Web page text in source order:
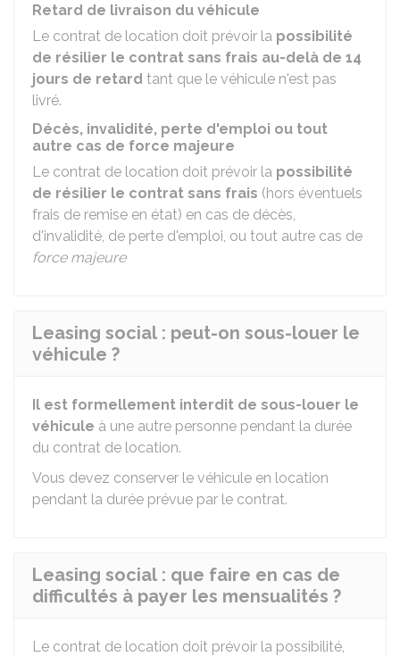
Retard de livraison du véhicule
Le contrat de location doit prévoir la possibilité
de résilier le contrat sans frais au-delà de 14
jours de retard tant que le véhicule n'est pas
livré.
Décès, invalidité, perte d'emploi ou tout
autre cas de force majeure
Le contrat de location doit prévoir la possibilité
de résilier le contrat sans frais (hors éventuels
frais de remise en état) en cas de décès,
d'invalidité, de perte d'emploi, ou tout autre cas de
force majeure
Leasing social : peut-on sous-louer le
véhicule ?
Il est formellement interdit de sous-louer le
véhicule à une autre personne pendant la durée
du contrat de location.
Vous devez conserver le véhicule en location
pendant la durée prévue par le contrat.
Leasing social : que faire en cas de
difficultés à payer les mensualités ?
Le contrat de location doit prévoir la possibilité,